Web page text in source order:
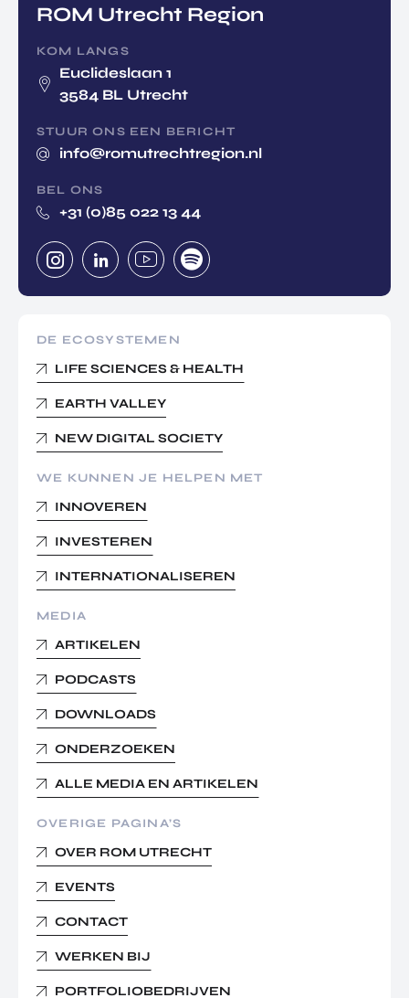
ROM Utrecht Region
KOM LANGS
Euclideslaan 1
3584 BL Utrecht
STUUR ONS EEN BERICHT
info@romutrechtregion.nl
BEL ONS
+31 (0)85 022 13 44
DE ECOSYSTEMEN
LIFE SCIENCES & HEALTH
EARTH VALLEY
NEW DIGITAL SOCIETY
WE KUNNEN JE HELPEN MET
INNOVEREN
INVESTEREN
INTERNATIONALISEREN
MEDIA
ARTIKELEN
PODCASTS
DOWNLOADS
ONDERZOEKEN
ALLE MEDIA EN ARTIKELEN
OVERIGE PAGINA’S
OVER ROM UTRECHT
EVENTS
CONTACT
WERKEN BIJ
PORTFOLIOBEDRIJVEN